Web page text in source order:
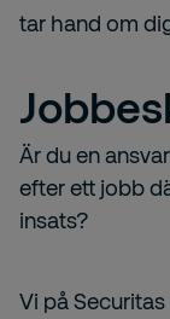
tar hand om
Är du en
efter ett jobb
insats?
Vi på